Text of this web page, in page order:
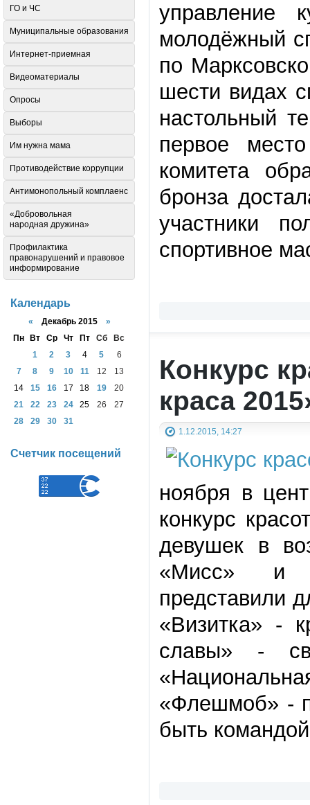
управление
молодёжный
по
шести видах
настольный
первое
комитета
бронза
участники
спортивное
Конкурс
краса
1.12.2015, 14:27
ноября в
конкурс
девушек в
«Мисс» и
представили
«Визитка» -
славы» -
«Флешмоб» -
быть
ГО и ЧС
Муниципальные образования
Интернет-приемная
Видеоматериалы
Опросы
Выборы
Им нужна мама
Противодействие коррупции
Антимонопольный комплаенс
«Добровольная
народная дружина»
Профилактика
правонарушений и правовое
информирование
Календарь
« Декабрь 2015 »
Пн
Вт Ср Чт Пт Сб
Вс
1
2 3 4 5
6
7
8 9 10 11 12
13
14
15 16 17 18 19
20
21
22 23 24 25 26
27
28
29 30 31
Счетчик посещений